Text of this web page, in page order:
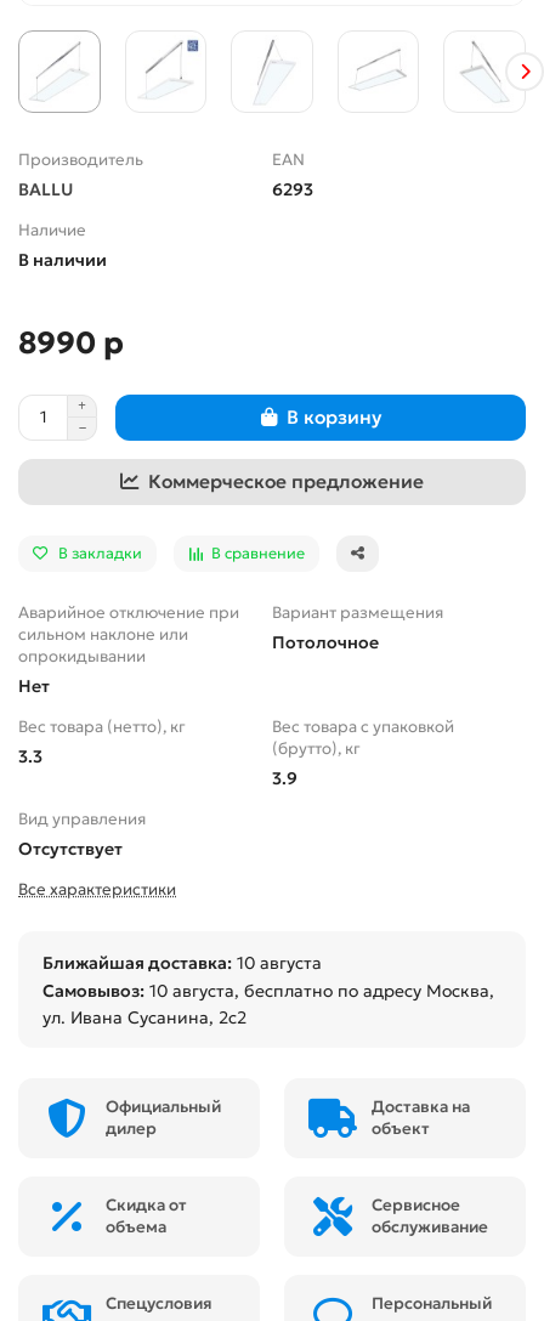
Производитель
BALLU
EAN
6293
Наличие
В наличии
8990 р
В корзину
Коммерческое предложение
В закладки В сравнение
Аварийное отключение при
сильном наклоне или
опрокидывании
Нет
Вариант размещения
Потолочное
Вес товара (нетто), кг
3.3
Вес товара с упаковкой
(брутто), кг
3.9
Вид управления
Отсутствует
Все характеристики
Ближайшая доставка: 10 августа
Самовывоз: 10 августа, бесплатно по адресу Москва,
ул. Ивана Сусанина, 2с2
Официальный
дилер
Доставка на
объект
Скидка от
объема
Сервисное
обслуживание
Спецусловия
Персональный